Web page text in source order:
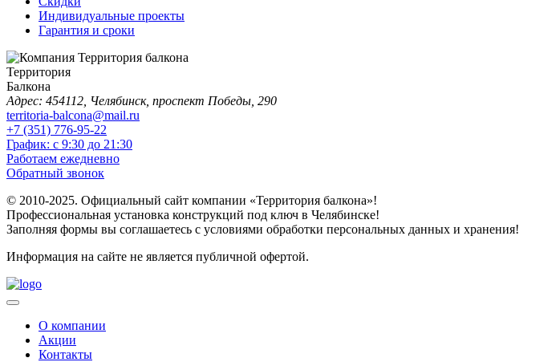
Индивидуальные проекты
Гарантия и сроки
Территория
Балкона
Адрес: 454112, Челябинск, проспект Победы, 290
territoria-balcona@mail.ru
+7 (351) 776-95-22
График: с 9:30 до 21:30
Работаем ежедневно
Обратный звонок
© 2010-2025. Официальный сайт компании «Территория балкона»!
Профессиональная установка конструкций под ключ в Челябинске!
Заполняя формы вы соглашаетесь с условиями обработки персональных данных и хранения!
Информация на сайте не является публичной офертой.
О компании
Акции
Контакты